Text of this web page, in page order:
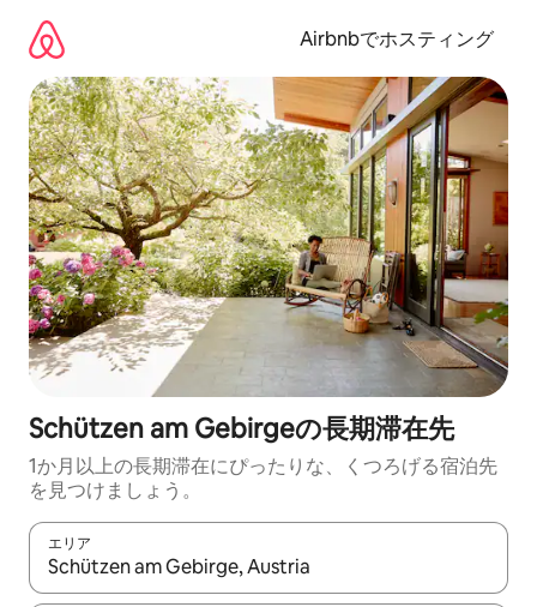
Airbnbでホスティング
Schützen am Gebirgeの長期滞在先
1か月以上の長期滞在にぴったりな、くつろげる宿泊先
を見つけましょう。
エリア
検索結果が表示されたら、上下の矢印キーを使って移動するか